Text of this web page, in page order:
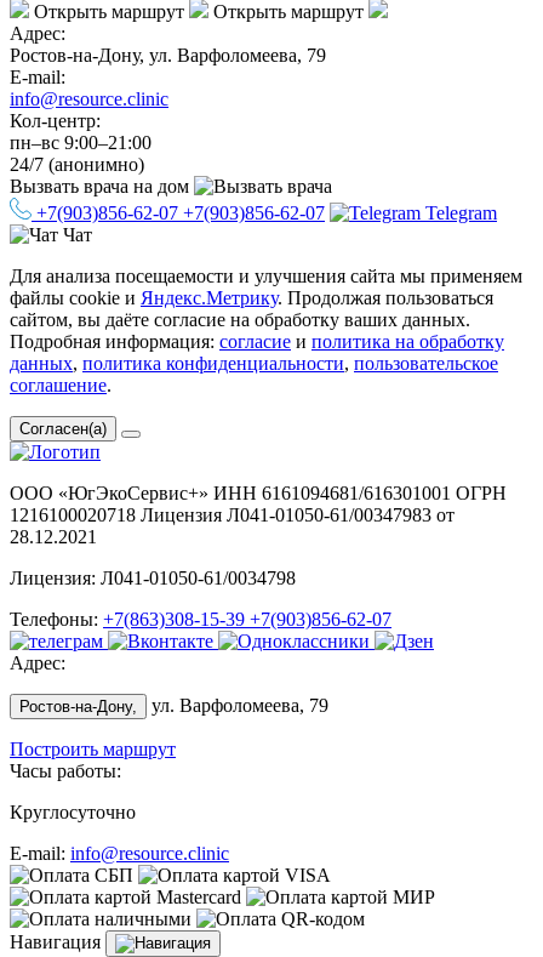
Открыть маршрут
Открыть маршрут
Адрес:
Ростов-на-Дону, ул. Варфоломеева, 79
E-mail:
info@resource.clinic
Кол-центр:
пн–вс 9:00–21:00
24/7 (анонимно)
Вызвать врача на дом
+7(903)856-62-07 +7(903)856-62-07
Telegram
Чат
Для анализа посещаемости и улучшения сайта мы применяем
файлы cookie и Яндекс.Метрику. Продолжая пользоваться
сайтом, вы даёте согласие на обработку ваших данных.
Подробная информация: согласие и политика на обработку
данных, политика конфиденциальности, пользовательское
соглашение.
Согласен(а)
ООО «ЮгЭкоСервис+» ИНН 6161094681/616301001 ОГРН
1216100020718 Лицензия Л041-01050-61/00347983 от
28.12.2021
Лицензия: Л041-01050-61/0034798
Телефоны: +7(863)308-15-39 +7(903)856-62-07
Адрес:
Ростов-на-Дону, ул. Варфоломеева, 79
Построить маршрут
Часы работы:
Круглосуточно
E-mail: info@resource.clinic
Навигация